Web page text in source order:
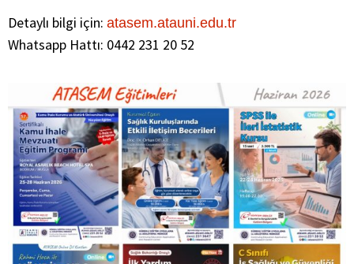
Detaylı bilgi için: atasem.atauni.edu.tr
Whatsapp Hattı: 0442 231 20 52